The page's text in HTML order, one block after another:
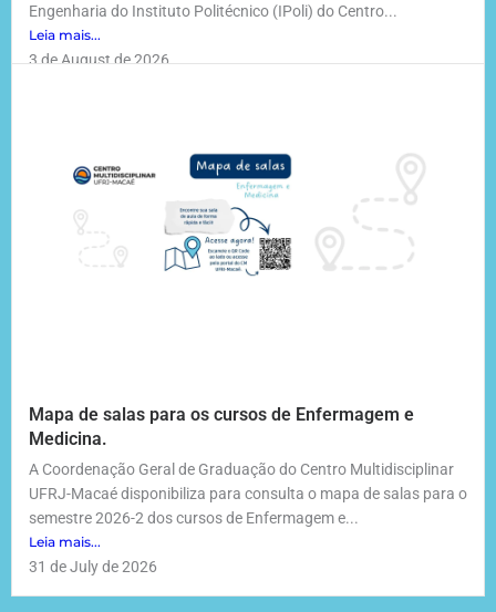
Engenharia do Instituto Politécnico (IPoli) do Centro...
Leia mais...
3 de August de 2026
Mapa de salas para os cursos de Enfermagem e
Medicina.
A Coordenação Geral de Graduação do Centro Multidisciplinar
UFRJ-Macaé disponibiliza para consulta o mapa de salas para o
semestre 2026-2 dos cursos de Enfermagem e...
Leia mais...
31 de July de 2026